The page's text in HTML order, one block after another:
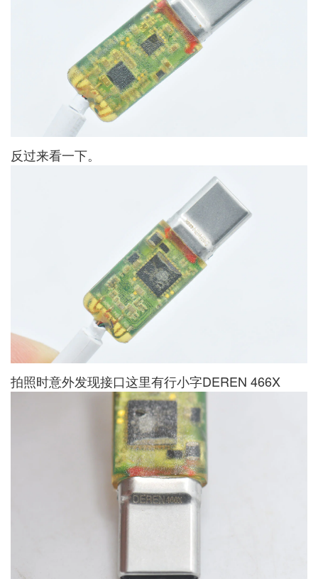
反过来看一下。
拍照时意外发现接口这里有行小字DEREN 466X